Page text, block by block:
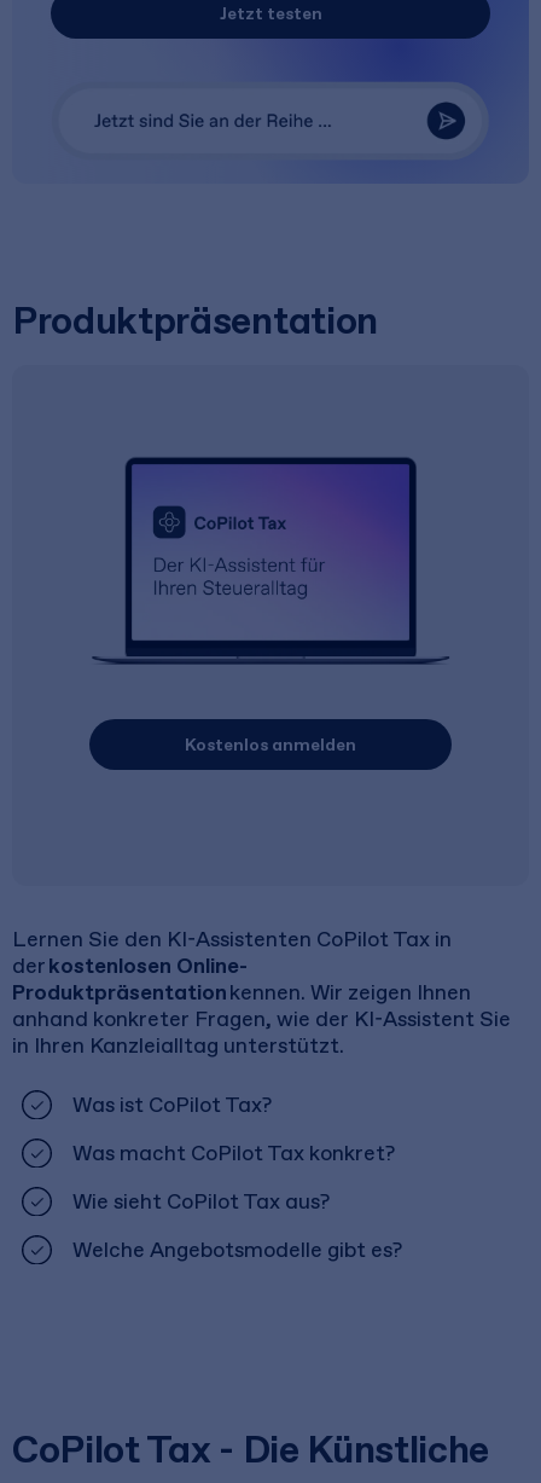
Jetzt testen
Produktpräsentation
Lernen Sie den KI-Assistenten CoPilot Tax in
derkostenlosen Online-
Produktpräsentationkennen. Wir zeigen Ihnen
anhand konkreter Fragen, wie der KI-Assistent Sie
in Ihren Kanzleialltag unterstützt.
Was ist CoPilot Tax?
Was macht CoPilot Tax konkret?
Wie sieht CoPilot Tax aus?
Welche Angebotsmodelle gibt es?
Kostenlos anmelden
CoPilot Tax - Die Künstliche